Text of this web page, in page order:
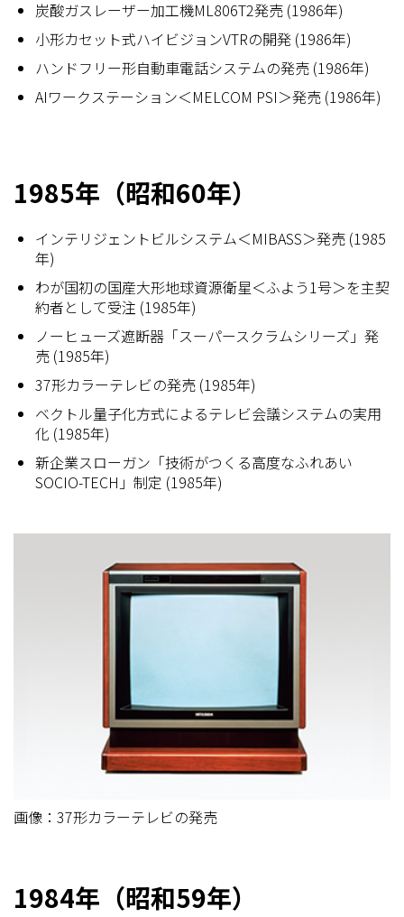
炭酸ガスレーザー加工機ML806T2発売 (1986年)
小形カセット式ハイビジョンVTRの開発 (1986年)
ハンドフリー形自動車電話システムの発売 (1986年)
AIワークステーション＜MELCOM PSI＞発売 (1986年)
1985年（昭和60年）
インテリジェントビルシステム＜MIBASS＞発売 (1985
年)
わが国初の国産大形地球資源衛星＜ふよう1号＞を主契
約者として受注 (1985年)
ノーヒューズ遮断器「スーパースクラムシリーズ」発
売 (1985年)
37形カラーテレビの発売 (1985年)
ベクトル量子化方式によるテレビ会議システムの実用
化 (1985年)
新企業スローガン「技術がつくる高度なふれあい
SOCIO-TECH」制定 (1985年)
画像：37形カラーテレビの発売
1984年（昭和59年）